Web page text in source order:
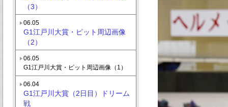
（3）
06.05
G1江戸川大賞・ピット周辺画像
（2）
06.05
G1江戸川大賞・ピット周辺画像（1）
06.04
G1江戸川大賞（2日目）ドリーム
戦